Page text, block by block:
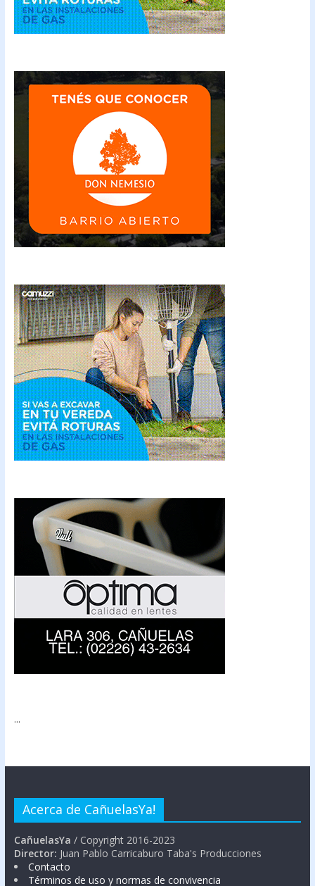
...
Acerca de CañuelasYa!
CañuelasYa / Copyright 2016-2023
Director: Juan Pablo Carricaburo Taba's Producciones
Contacto
Términos de uso y normas de convivencia